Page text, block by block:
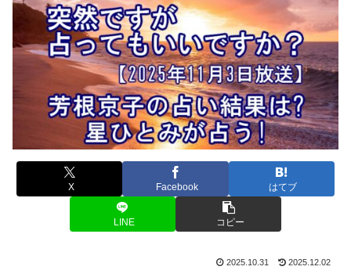
X Facebook はてブ
LINE コピー
2025.10.31 2025.12.02